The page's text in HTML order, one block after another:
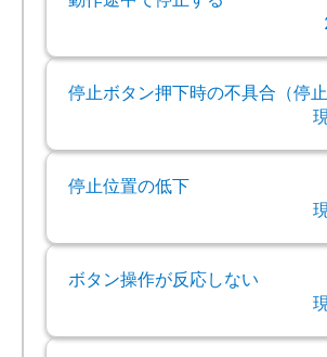
停止ボタン押下時の不具合（停止
停止位置の低下
ボタン操作が反応しない